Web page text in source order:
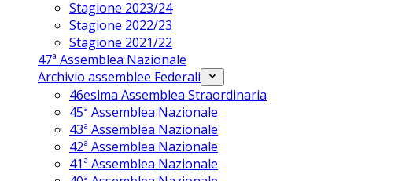
Stagione 2023/24
Stagione 2022/23
Stagione 2021/22
47ª Assemblea Nazionale
Archivio assemblee Federali
46esima Assemblea Straordinaria
45ª Assemblea Nazionale
43ª Assemblea Nazionale
42ª Assemblea Nazionale
41ª Assemblea Nazionale